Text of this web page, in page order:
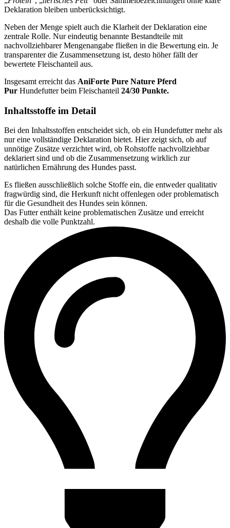
Deklaration bleiben unberücksichtigt.
Neben der Menge spielt auch die Klarheit der Deklaration eine
zentrale Rolle. Nur eindeutig benannte Bestandteile mit
nachvollziehbarer Mengenangabe fließen in die Bewertung ein. Je
transparenter die Zusammensetzung ist, desto höher fällt der
bewertete Fleischanteil aus.
Insgesamt erreicht das AniForte Pure Nature Pferd
Pur Hundefutter beim Fleischanteil 24/30 Punkte.
Inhaltsstoffe im Detail
Bei den Inhaltsstoffen entscheidet sich, ob ein Hundefutter mehr als
nur eine vollständige Deklaration bietet. Hier zeigt sich, ob auf
unnötige Zusätze verzichtet wird, ob Rohstoffe nachvollziehbar
deklariert sind und ob die Zusammensetzung wirklich zur
natürlichen Ernährung des Hundes passt.
Es fließen ausschließlich solche Stoffe ein, die entweder qualitativ
fragwürdig sind, die Herkunft nicht offenlegen oder problematisch
für die Gesundheit des Hundes sein können.
Das Futter enthält keine problematischen Zusätze und erreicht
deshalb die volle Punktzahl.